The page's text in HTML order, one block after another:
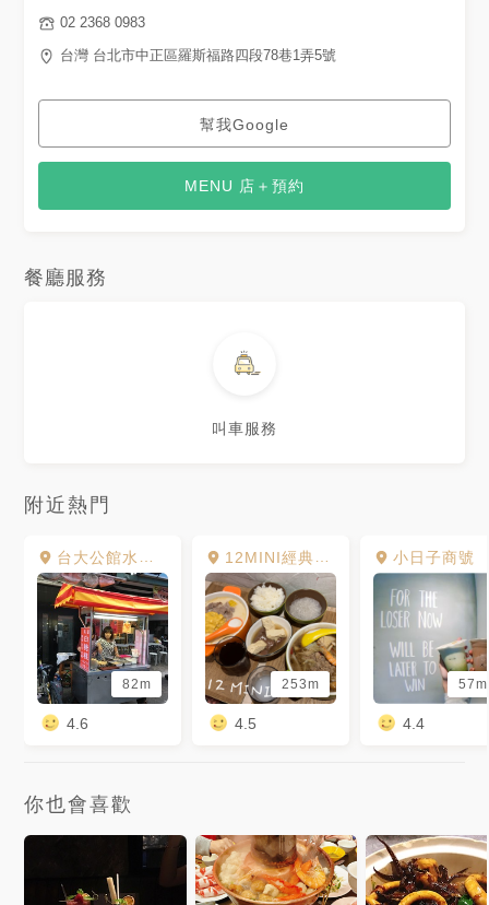
02 2368 0983
台灣 台北市中正區羅斯福路四段78巷1弄5號
幫我Google
MENU 店＋預約
餐廳服務
叫車服務
附近熱門
台大公館水源夜市
82m
4.6
12MINI經典獨享鍋 公館店
253m
4.5
小日子商號
57m
4.4
你也會喜歡